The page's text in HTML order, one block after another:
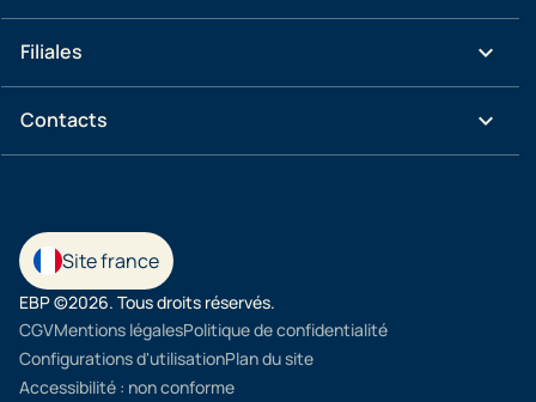
Filiales keyboard_arrow_down
Contacts keyboard_arrow_down
Site france
EBP ©2026. Tous droits réservés.
CGVMentions légalesPolitique de confidentialité
Configurations d'utilisationPlan du site
Accessibilité : non conforme